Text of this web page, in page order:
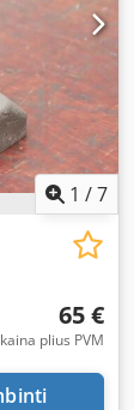
1 /7
65 €
plius PVM